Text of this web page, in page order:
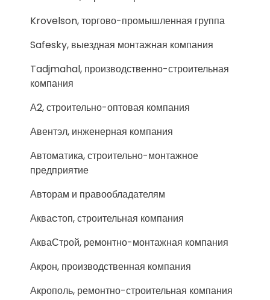
Krovelson, торгово-промышленная группа
Safesky, выездная монтажная компания
Tadjmahal, производственно-строительная
компания
А2, строительно-оптовая компания
Авентэл, инженерная компания
Автоматика, строительно-монтажное
предприятие
Авторам и правообладателям
Акваcтоп, строительная компания
АкваСтрой, ремонтно-монтажная компания
Акрон, производственная компания
Акрополь, ремонтно-строительная компания